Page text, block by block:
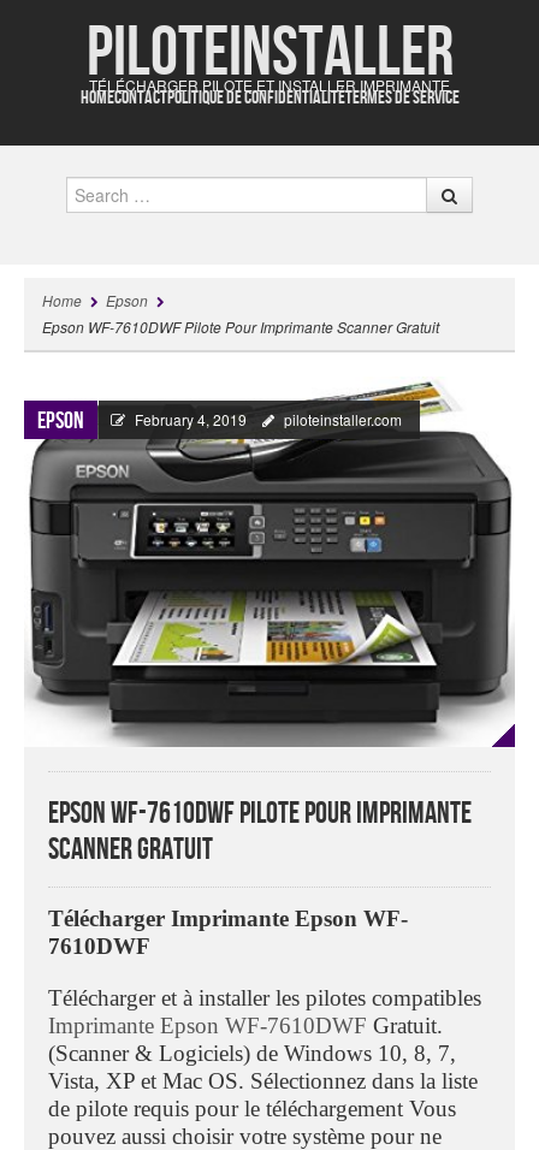
Piloteinstaller
TÉLÉCHARGER PILOTE ET INSTALLER IMPRIMANTE
HOMECONTACTPOLITIQUE DE CONFIDENTIALITÉTERMES DE SERVICE
Search
Home
Epson
Epson WF-7610DWF Pilote Pour Imprimante Scanner Gratuit
Epson February 4, 2019 piloteinstaller.com
Epson WF-7610DWF Pilote Pour Imprimante
Scanner Gratuit
Télécharger Imprimante Epson WF-
7610DWF
Télécharger et à installer les pilotes compatibles
Imprimante Epson WF-7610DWF Gratuit.
(Scanner & Logiciels) de Windows 10, 8, 7,
Vista, XP et Mac OS. Sélectionnez dans la liste
de pilote requis pour le téléchargement Vous
pouvez aussi choisir votre système pour ne